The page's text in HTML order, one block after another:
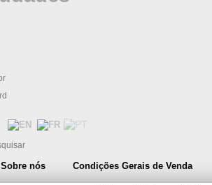
Sobre nós Condições Gerais de Venda